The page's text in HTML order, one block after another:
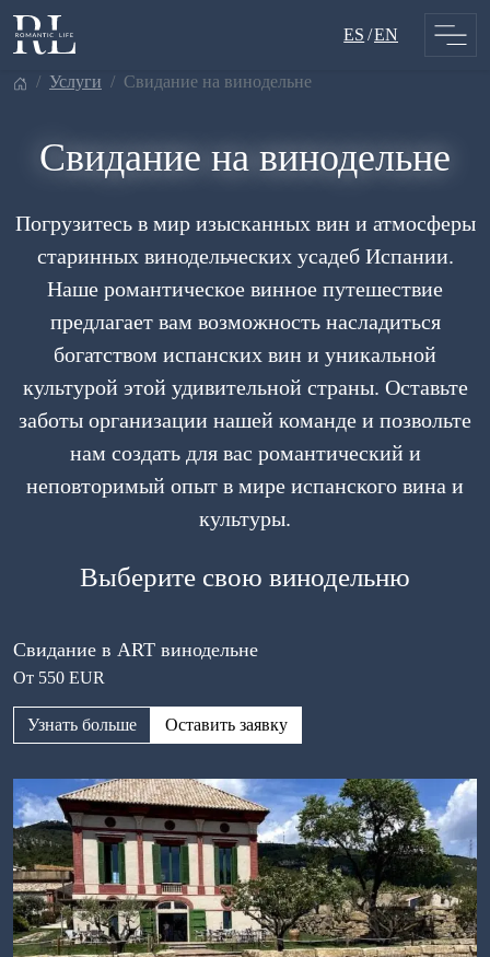
Skip
ES EN
услуги свидание на винодельне
Свидание на винодельне
Погрузитесь в мир изысканных вин и атмосферы
старинных винодельческих усадеб Испании.
Наше романтическое винное путешествие
предлагает вам возможность насладиться
богатством испанских вин и уникальной
культурой этой удивительной страны. Оставьте
заботы организации нашей команде и позвольте
нам создать для вас романтический и
неповторимый опыт в мире испанского вина и
культуры.
Выберите свою винодельню
Свидание в ART винодельне
От 550 EUR
Узнать больше Оставить заявку